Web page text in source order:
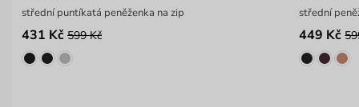
střední puntíkatá peněženka na zip
431 Kč 599 Kč
střední
449 Kč